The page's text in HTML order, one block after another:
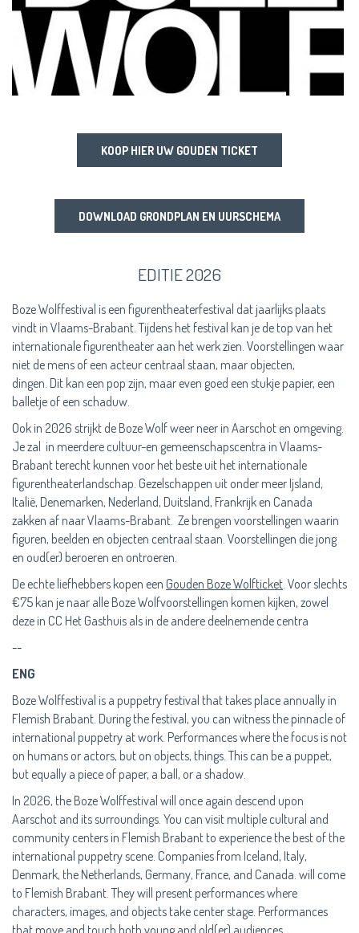
KOOP HIER UW GOUDEN TICKET
DOWNLOAD GRONDPLAN EN UURSCHEMA
EDITIE 2026
Boze Wolffestival is een figurentheaterfestival dat jaarlijks plaats
vindt in Vlaams-Brabant. Tijdens het festival kan je de top van het
internationale figurentheater aan het werk zien. Voorstellingen waar
niet de mens of een acteur centraal staan, maar objecten,
dingen. Dit kan een pop zijn, maar even goed een stukje papier, een
balletje of een schaduw.
Ook in 2026 strijkt de Boze Wolf weer neer in Aarschot en omgeving.
Je zal in meerdere cultuur-en gemeenschapscentra in Vlaams-
Brabant terecht kunnen voor het beste uit het internationale
figurentheaterlandschap. Gezelschappen uit onder meer Ijsland,
Italië, Denemarken, Nederland, Duitsland, Frankrijk en Canada
zakken af naar Vlaams-Brabant. Ze brengen voorstellingen waarin
figuren, beelden en objecten centraal staan. Voorstellingen die jong
en oud(er) beroeren en ontroeren.
De echte liefhebbers kopen een Gouden Boze Wolfticket . Voor slechts
€75 kan je naar alle Boze Wolfvoorstellingen komen kijken, zowel
deze in CC Het Gasthuis als in de andere deelnemende centra
--
ENG
Boze Wolffestival is a puppetry festival that takes place annually in
Flemish Brabant. During the festival, you can witness the pinnacle of
international puppetry at work. Performances where the focus is not
on humans or actors, but on objects, things. This can be a puppet,
but equally a piece of paper, a ball, or a shadow.
In 2026, the Boze Wolffestival will once again descend upon
Aarschot and its surroundings. You can visit multiple cultural and
community centers in Flemish Brabant to experience the best of the
international puppetry scene. Companies from Iceland, Italy,
Denmark, the Netherlands, Germany, France, and Canada. will come
to Flemish Brabant. They will present performances where
characters, images, and objects take center stage. Performances
that move and touch both young and old(er) audiences.